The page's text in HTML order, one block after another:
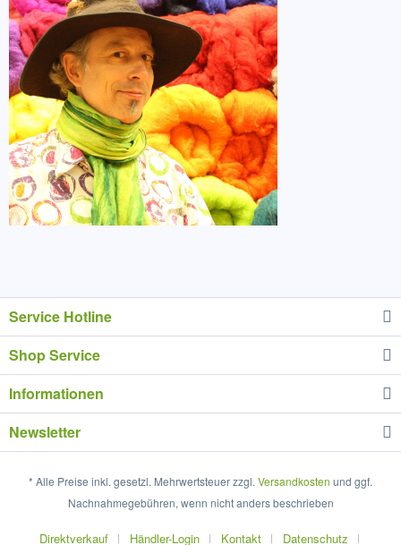
Service Hotline
Shop Service
Informationen
Newsletter
* Alle Preise inkl. gesetzl. Mehrwertsteuer zzgl. Versandkosten und ggf.
Nachnahmegebühren, wenn nicht anders beschrieben
Direktverkauf Händler-Login Kontakt Datenschutz